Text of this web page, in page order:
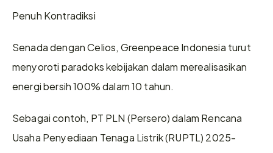
Penuh Kontradiksi
Senada dengan Celios, Greenpeace Indonesia turut
menyoroti paradoks kebijakan dalam merealisasikan
energi bersih 100% dalam 10 tahun.
Sebagai contoh, PT PLN (Persero) dalam Rencana
Usaha Penyediaan Tenaga Listrik (RUPTL) 2025-